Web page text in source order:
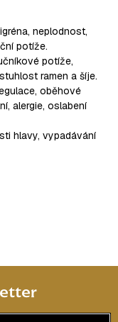
neplodnost,
potíže.
potíže,
ramen a šíje.
oběhové
alergie, oslabení
hlavy, vypadávání